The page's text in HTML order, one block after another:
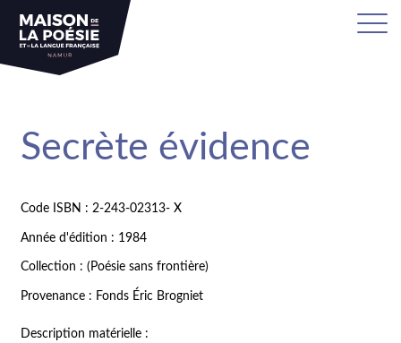
Secrète évidence
Code ISBN : 2-243-02313- X
Année d'édition : 1984
Collection : (Poésie sans frontière)
Provenance : Fonds Éric Brogniet
Description matérielle :